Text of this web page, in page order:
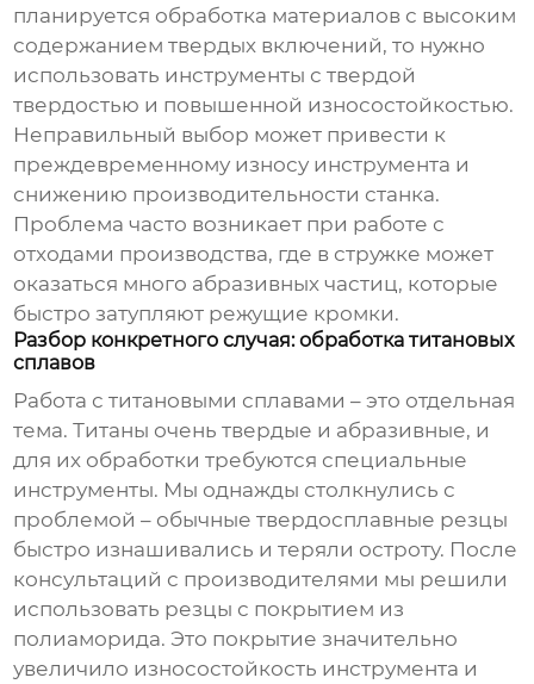
планируется обработка материалов с высоким
содержанием твердых включений, то нужно
использовать инструменты с твердой
твердостью и повышенной износостойкостью.
Неправильный выбор может привести к
преждевременному износу инструмента и
снижению производительности станка.
Проблема часто возникает при работе с
отходами производства, где в стружке может
оказаться много абразивных частиц, которые
быстро затупляют режущие кромки.
Разбор конкретного случая: обработка титановых
сплавов
Работа с титановыми сплавами – это отдельная
тема. Титаны очень твердые и абразивные, и
для их обработки требуются специальные
инструменты. Мы однажды столкнулись с
проблемой – обычные твердосплавные резцы
быстро изнашивались и теряли остроту. После
консультаций с производителями мы решили
использовать резцы с покрытием из
полиаморида. Это покрытие значительно
увеличило износостойкость инструмента и